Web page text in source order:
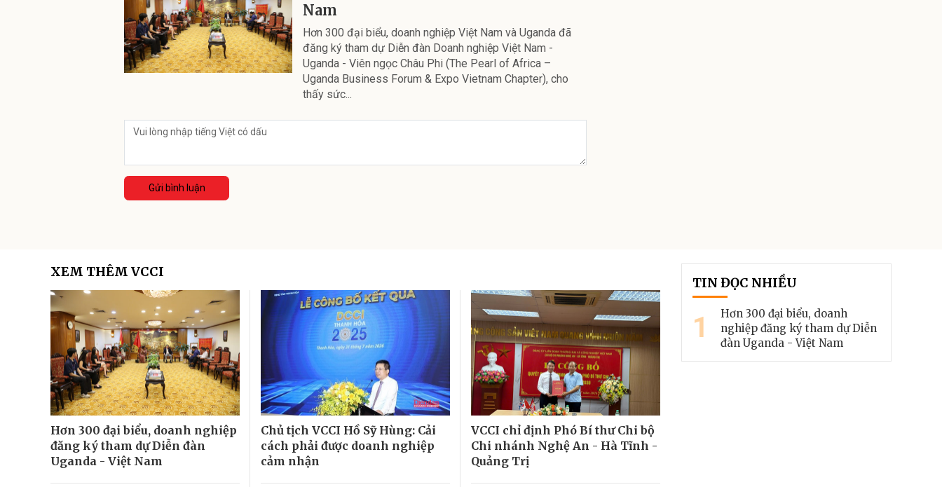
Nam
Hơn 300 đại biểu, doanh nghiệp Việt Nam và Uganda đã
đăng ký tham dự Diễn đàn Doanh nghiệp Việt Nam -
Uganda - Viên ngọc Châu Phi (The Pearl of Africa –
Uganda Business Forum & Expo Vietnam Chapter), cho
thấy sức...
Gửi bình luận
XEM THÊM VCCI
Hơn 300 đại biểu, doanh nghiệp
đăng ký tham dự Diễn đàn
Uganda - Việt Nam
Chủ tịch VCCI Hồ Sỹ Hùng: Cải
cách phải được doanh nghiệp
cảm nhận
VCCI chỉ định Phó Bí thư Chi bộ
Chi nhánh Nghệ An - Hà Tĩnh -
Quảng Trị
TIN ĐỌC NHIỀU
1
Hơn 300 đại biểu, doanh
nghiệp đăng ký tham dự Diễn
đàn Uganda - Việt Nam